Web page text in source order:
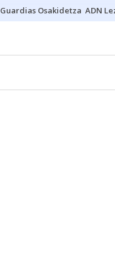
Guardias Osakidetza ADN